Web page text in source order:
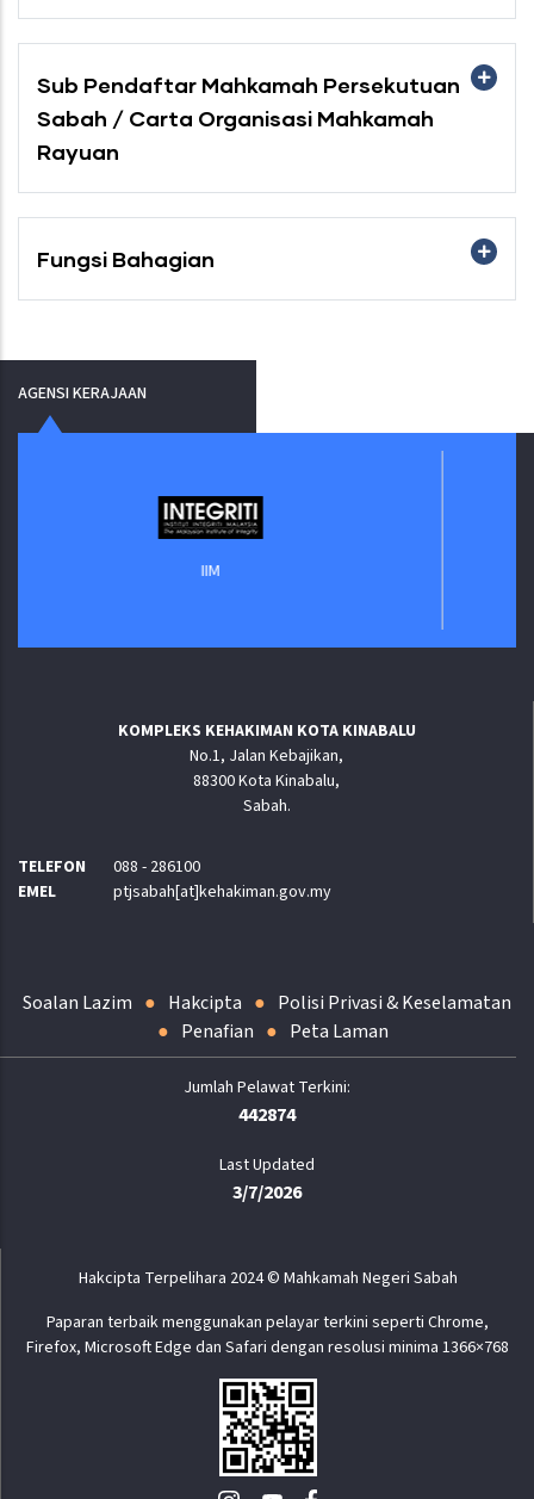
Sub Pendaftar Mahkamah Persekutuan
Sabah / Carta Organisasi Mahkamah
Rayuan
Fungsi Bahagian
AGENSI KERAJAAN
KOMPLEKS KEHAKIMAN KOTA KINABALU
No.1, Jalan Kebajikan,
88300 Kota Kinabalu,
Sabah.
TELEFON
088 - 286100
EMEL
ptjsabah[at]kehakiman.gov.my
Soalan Lazim Hakcipta
Polisi Privasi & Keselamatan
Penafian
Peta Laman
442874
Last Updated
3/7/2026
Hakcipta Terpelihara 2024 © Mahkamah Negeri Sabah
Paparan terbaik menggunakan pelayar terkini seperti Chrome,
Firefox, Microsoft Edge dan Safari dengan resolusi minima 1366×768